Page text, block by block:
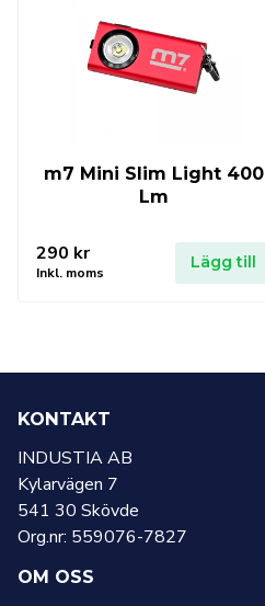
m7 Mini Slim Light 400
Lm
290 kr
Inkl. moms
Lägg till
KONTAKT
INDUSTIA AB
Kylarvägen 7
541 30 Skövde
Org.nr: 559076-7827
OM OSS